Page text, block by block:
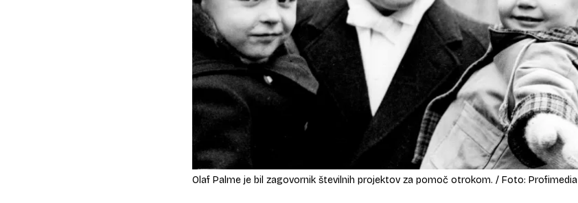
Olaf Palme je bil zagovornik številnih projektov za pomoč otrokom. / Foto: Profimedia